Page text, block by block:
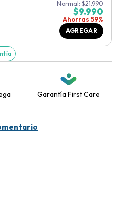
Normal:$21.990
$9.990
Ahorras 59%
AGREGAR
Garantía First Care